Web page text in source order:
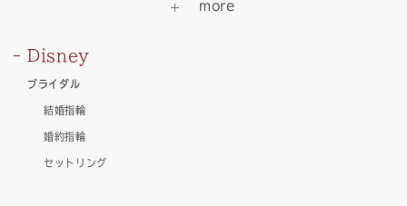
Disney
ブライダル
結婚指輪
婚約指輪
セットリング